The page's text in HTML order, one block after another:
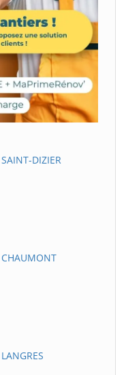
DIZIER